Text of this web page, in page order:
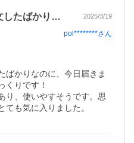
沖縄の離島から、昨日注文したばかりなの… 2025/3/19
pol********さん
ばかりなのに、今日届きま
くりです！
り、使いやすそうです。思
ても気に入りました。